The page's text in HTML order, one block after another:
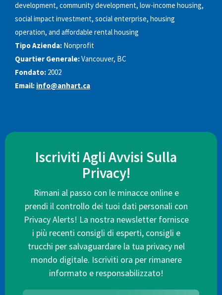
development, community development, low-income housing,
social impact investment, social enterprise, housing
operation, and affordable rental housing
Tipo Azienda: Nonprofit
Quartier Generale:Vancouver, BC
Fondato: 2002
Email: info@anhart.ca
Iscriviti Agli Avvisi Sulla
Privacy!
Rimani al passo con le minacce online e
prendi il controllo dei tuoi dati personali con
Privacy Alerts! La nostra newsletter fornisce
i più recenti consigli di esperti, consigli e
trucchi per salvaguardare la tua privacy nel
mondo digitale. Iscriviti ora per rimanere
informato e responsabilizzato!